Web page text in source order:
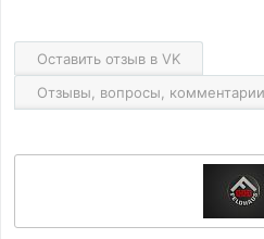
Оставить отзыв в VK
Отзывы, вопросы, комментарии